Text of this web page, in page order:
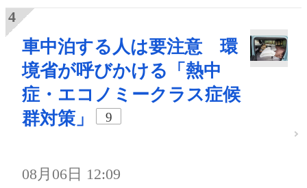
車中泊する人は要注意 環
境省が呼びかける「熱中
症・エコノミークラス症候
群対策」
9
08月06日 12:09